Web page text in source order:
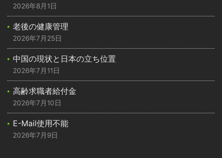
2026年8月1日
老後の健康管理
2026年7月25日
中国の現状と日本の立ち位置
2026年7月11日
高齢求職者給付金
2026年7月10日
E-Mail使用不能
2026年7月9日